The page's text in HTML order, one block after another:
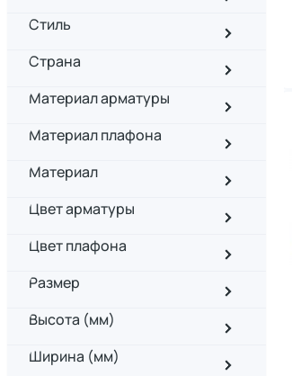
Стиль
Страна
Материал арматуры
Материал плафона
Материал
Цвет арматуры
Цвет плафона
Размер
Высота (мм)
Ширина (мм)